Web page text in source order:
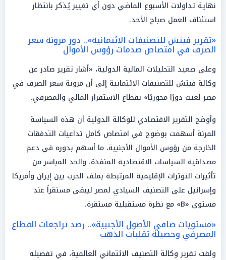
نهاية تداولات الأسبوع الماضي دون أي تغيير يُذكر بانتظار
استئناف العمل صباح الأحد.
«تقرير فيتش للتصنيفات الائتمانية».. دور مرونة سعر
الصرف في امتصاص صدمات رؤوس الأموال
وعلى صعيد التحليلات المالية الدولية، «أشار تقرير صادر عن
وكالة فيتش للتصنيفات الائتمانية إلى أن مرونة سعر الصرف في
مصر لعبت دورًا محوريًا» بقطاع الاستقرار المالي والمصرفي.
وأوضح التقرير الاقتصادي للوكالة الدولية أن هذه السياسة
المرنة أسهمت بوضوح في امتصاص كامل تداعيات التدفقات
الخارجة من رؤوس الأموال الأجنبية، ما أسهم بدوره في دعم
مصداقية السياسات الاقتصادية المنفذة، والحد المباشر من
تأثيرات التوترات الإقليمية المرتبطة بملف الحرب بين إيران وأمريكا
وإسرائيل على التصنيف السيادي لمصر ليبقى مستقراً عند
مستوى «B» مع نظرة مستقبلية مستقرة.
«مستويات صافي الأصول الأجنبية».. رصد تراجعات القطاع
المصرفي وحصيلة تقلبات الذهب
ولفت تقرير وكالة التصنيف الائتماني العالمية، في تفصيله